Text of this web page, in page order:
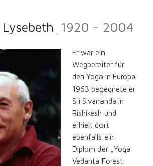
1920 - 2004
Er war ein
Wegbereiter für
den Yoga in Europa.
1963 begegnete er
Sri Sivananda in
Rishikesh und
erhielt dort
ebenfalls ein
Diplom der „Yoga
Vedanta Forest